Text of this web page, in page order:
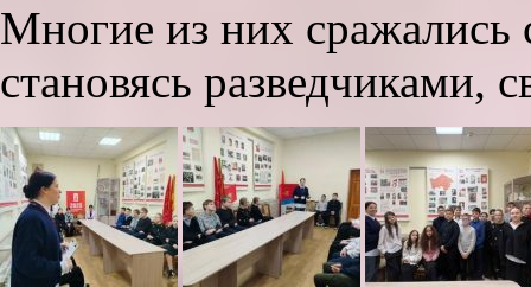
Многие из них сражались
становясь разведчиками,